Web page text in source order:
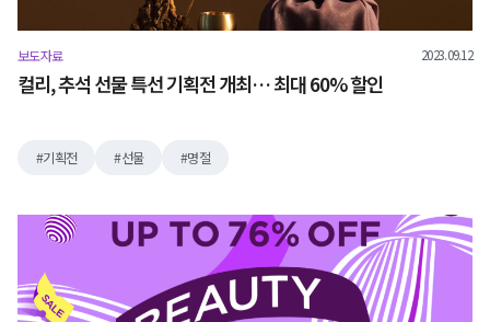
보도자료 2023.09.12
컬리, 추석 선물 특선 기획전 개최… 최대 60% 할인
기획전 선물 명절